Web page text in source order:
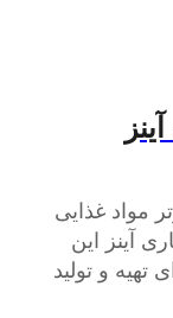
مواد غذایی
آینز این
تهیه و تولید